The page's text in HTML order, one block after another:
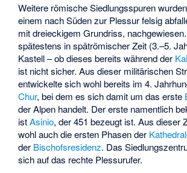
Weitere römische Siedlungsspuren
einem nach Süden zur Plessur felsig
mit dreieckigem Grundriss,
spätestens in spätrömischer Zeit (3.–5.
Kastell – ob dieses bereits während der
ist nicht sicher. Aus dieser militärischen
entwickelte sich wohl bereits im 4.
Chur, bei dem es sich damit um das erste
der Alpen handelt. Der erste namentlich
istAsinio, der 451 bezeugt ist. Aus dieser
wohl auch die ersten Phasen der
der Bischofsresidenz. Das
sich auf das rechte Plessurufer.